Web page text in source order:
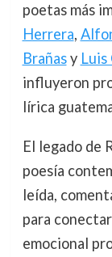
poetas más
Herrera,
Brañasy Luis
influyeron
lírica
El legado de
poesía
leída,
para
emocional